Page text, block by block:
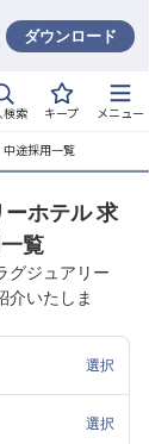
ダウンロード
検索 キープ メニュー
中途採用一覧
ホテル 求
覧
グジュアリー
介いたしま
選択
選択